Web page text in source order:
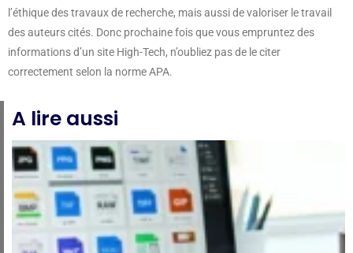
l’éthique des travaux de recherche, mais aussi de valoriser le travail
des auteurs cités. Donc prochaine fois que vous empruntez des
informations d’un site High-Tech, n’oubliez pas de le citer
correctement selon la norme APA.
A lire aussi